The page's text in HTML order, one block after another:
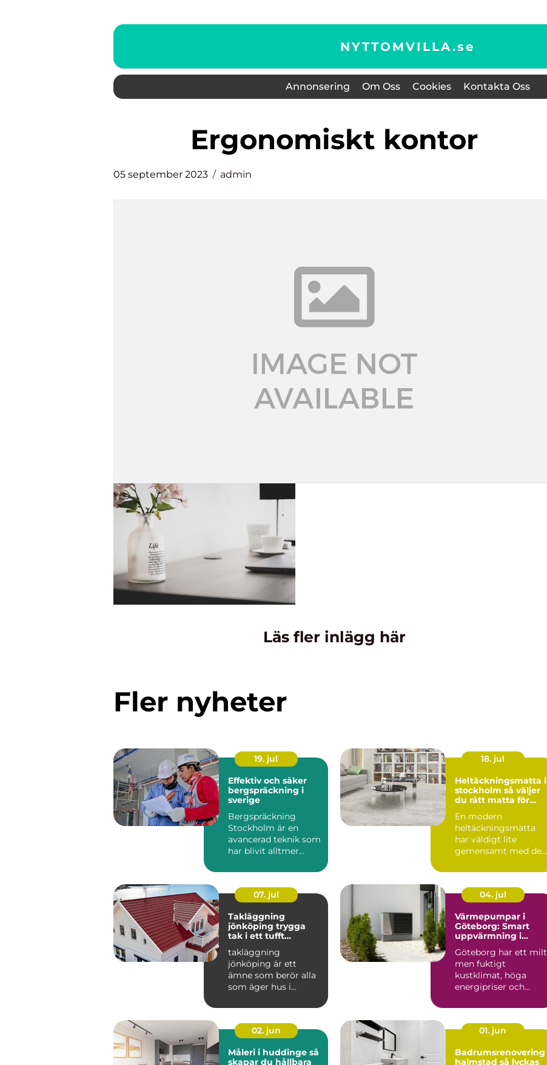
NYTTOMVILLA.se
Annonsering Om Oss Cookies Kontakta Oss
ergonomiskt kontor
05 september 2023 admin
Läs fler inlägg här
Fler nyheter
19. jul
Effektiv och säker
bergspräckning i
sverige
Bergspräckning
Stockholm är en
avancerad teknik som
har blivit alltmer
18. jul
Heltäckningsmatta i
stockholm så väljer
du rätt matta för
En modern
heltäckningsmatta
har väldigt lite
gemensamt med den
och 80talet. Ida...
07. jul
Takläggning
jönköping trygga
tak i ett tufft
takläggning
jönköping är ett
ämne som berör alla
som äger hus i
Taket är huset...
04. jul
Värmepumpar i
Göteborg: Smart
uppvärmning i
Göteborg har ett milt
men fuktigt
kustklimat, höga
energipriser och
02. jun
Måleri i huddinge så
skapar du hållbara
01. jun
Badrumsrenovering
halmstad så lyckas